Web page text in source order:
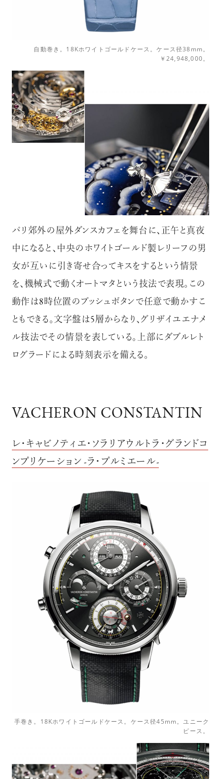
自動巻き。18Kホワイトゴールドケース。ケース径38mm。
￥24,948,000。
パリ郊外の屋外ダンスカフェを舞台に、正午と真夜
中になると、中央のホワイトゴールド製レリーフの男
女が互いに引き寄せ合ってキスをするという情景
を、機械式で動くオートマタという技法で表現。この
動作は8時位置のプッシュボタンで任意で動かすこ
ともできる。文字盤は5層からなり、グリザイユエナメ
ル技法でその情景を表している。上部にダブルレト
ログラードによる時刻表示を備える。
VACHERON CONSTANTIN
レ・キャビノティエ・ソラリアウルトラ・グランドコ
ンプリケーション -ラ・プルミエール-
手巻き。18Kホワイトゴールドケース。ケース径45mm。ユニーク
ピース。